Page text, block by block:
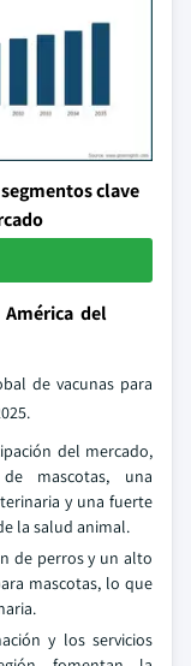
clave
del
de vacunas para
del mercado,
mascotas, una
y una fuerte
la salud animal.
de perros y un alto
mascotas, lo que
y los servicios